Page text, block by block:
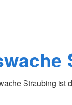
Straubing ist